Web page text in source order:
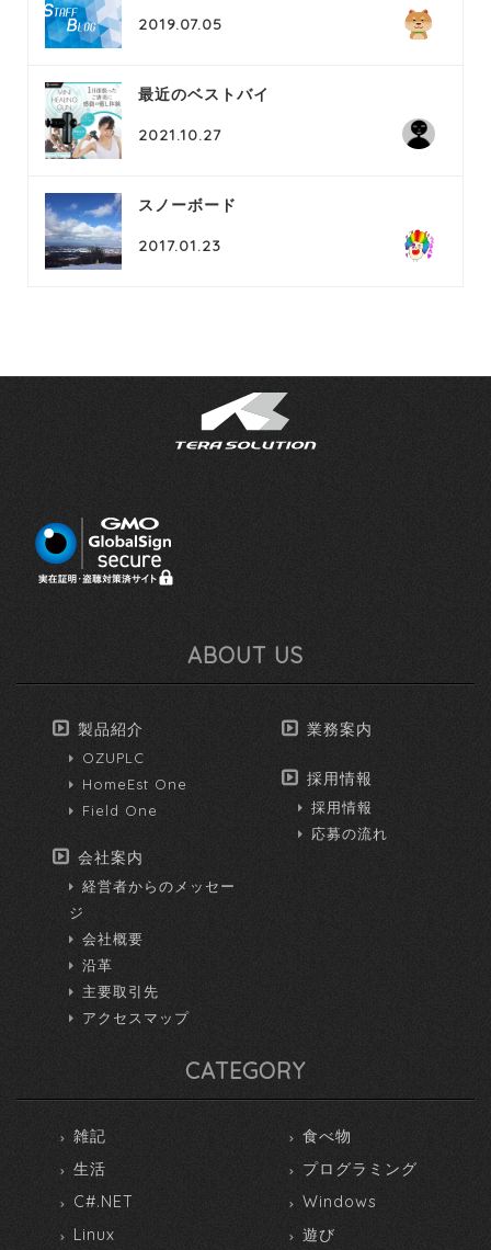
2019.07.05
最近のベストバイ
2021.10.27
スノーボード
2017.01.23
ABOUT US
製品紹介
OZUPLC
HomeEst One
Field One
会社案内
経営者からのメッセー
ジ
会社概要
沿革
主要取引先
アクセスマップ
業務案内
採用情報
採用情報
応募の流れ
CATEGORY
雑記
食べ物
生活
プログラミング
C#.NET
Windows
Linux
遊び